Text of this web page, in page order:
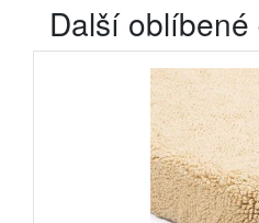
Další